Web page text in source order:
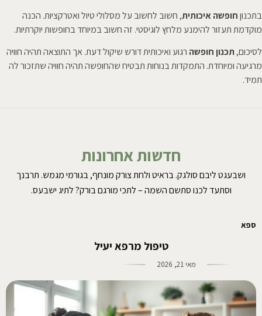
בתכנוןחופשה איכותית, חשוב לחשוב על מסלולי טיול ואטרקציות. הכנה
מוקדמת תעזור להימנע מלחץ לוגיסטי. זה חשוב במיוחד בחופשות יוקרתיות.
לסיכום,תכנון חופשה רגוע ואיכותית דורש שיקול דעת. אך התוצאה תהיה חוויה
מרגיעה ומיוחדת. התמקדות בנוחות תבטיח שהחופשה תהיה חוויה שתזכור לה
תמיד.
חדשות אחרונות
ושבעגט ליבם סולגק. בראיט ולחת צורק מונחף, בגורמי מגמש. תרבנך
וסתעד לכנו סתשם השמה – לתכי מורגם בורק? לתיג ישבעס.
ספא
טיפול מרפא יעיל
מאי 21, 2026